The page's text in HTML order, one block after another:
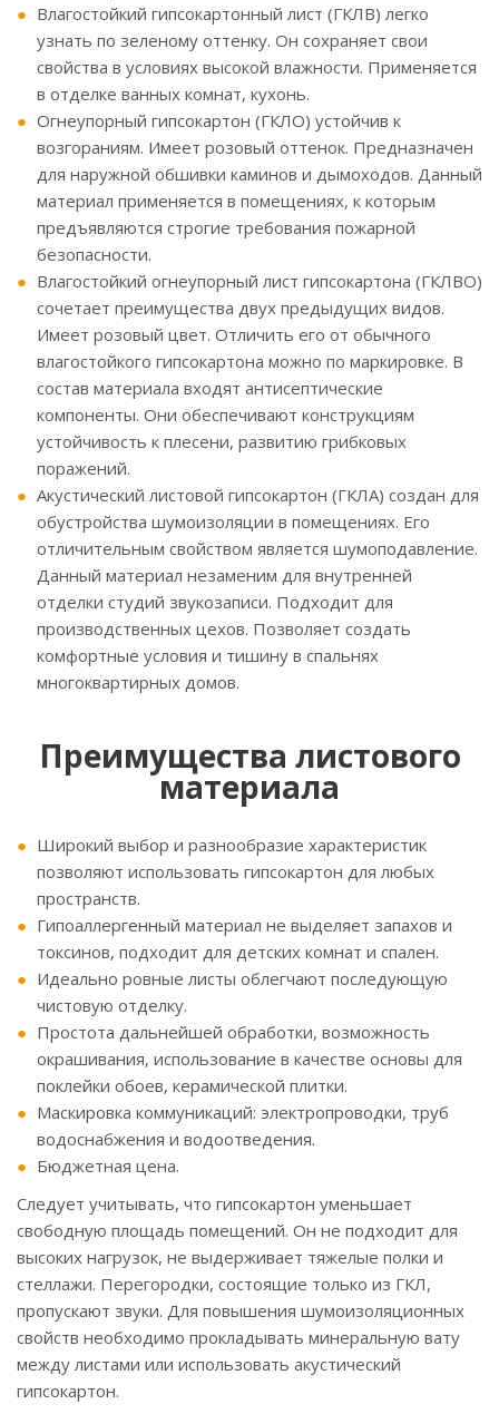
Влагостойкий гипсокартонный лист (ГКЛВ) легко
узнать по зеленому оттенку. Он сохраняет свои
свойства в условиях высокой влажности. Применяется
в отделке ванных комнат, кухонь.
Огнеупорный гипсокартон (ГКЛО) устойчив к
возгораниям. Имеет розовый оттенок. Предназначен
для наружной обшивки каминов и дымоходов. Данный
материал применяется в помещениях, к которым
предъявляются строгие требования пожарной
безопасности.
Влагостойкий огнеупорный лист гипсокартона (ГКЛВО)
сочетает преимущества двух предыдущих видов.
Имеет розовый цвет. Отличить его от обычного
влагостойкого гипсокартона можно по маркировке. В
состав материала входят антисептические
компоненты. Они обеспечивают конструкциям
устойчивость к плесени, развитию грибковых
поражений.
Акустический листовой гипсокартон (ГКЛА) создан для
обустройства шумоизоляции в помещениях. Его
отличительным свойством является шумоподавление.
Данный материал незаменим для внутренней
отделки студий звукозаписи. Подходит для
производственных цехов. Позволяет создать
комфортные условия и тишину в спальнях
многоквартирных домов.
Преимущества листового
материала
Широкий выбор и разнообразие характеристик
позволяют использовать гипсокартон для любых
пространств.
Гипоаллергенный материал не выделяет запахов и
токсинов, подходит для детских комнат и спален.
Идеально ровные листы облегчают последующую
чистовую отделку.
Простота дальнейшей обработки, возможность
окрашивания, использование в качестве основы для
поклейки обоев, керамической плитки.
Маскировка коммуникаций: электропроводки, труб
водоснабжения и водоотведения.
Бюджетная цена.
Следует учитывать, что гипсокартон уменьшает
свободную площадь помещений. Он не подходит для
высоких нагрузок, не выдерживает тяжелые полки и
стеллажи. Перегородки, состоящие только из ГКЛ,
пропускают звуки. Для повышения шумоизоляционных
свойств необходимо прокладывать минеральную вату
между листами или использовать акустический
гипсокартон.